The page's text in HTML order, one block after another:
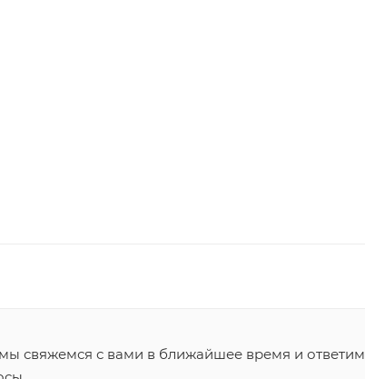
свяжемся с вами в ближайшее время и ответим